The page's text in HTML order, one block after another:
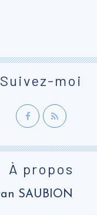
Suivez-moi
À propos